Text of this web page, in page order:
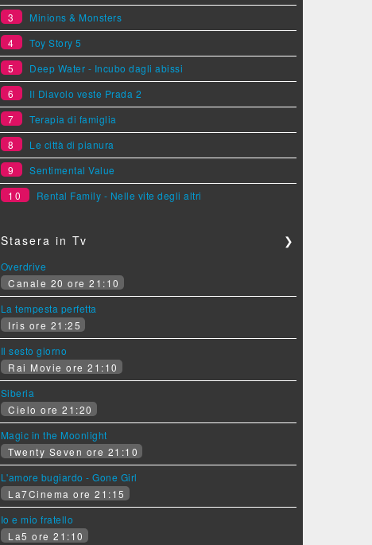
3
Minions & Monsters
4
Toy Story 5
5
Deep Water - Incubo dagli abissi
6
Il Diavolo veste Prada 2
7
Terapia di famiglia
8
Le città di pianura
9
Sentimental Value
10
Rental Family - Nelle vite degli altri
Stasera in Tv ❯
Overdrive
Canale 20 ore 21:10
La tempesta perfetta
Iris ore 21:25
Il sesto giorno
Rai Movie ore 21:10
Siberia
Cielo ore 21:20
Magic in the Moonlight
Twenty Seven ore 21:10
L'amore bugiardo - Gone Girl
La7Cinema ore 21:15
Io e mio fratello
La5 ore 21:10